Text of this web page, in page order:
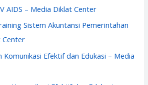
AIDS – Media Diklat Center
Sistem Akuntansi Pemerintahan
Center
Komunikasi Efektif dan Edukasi – Media